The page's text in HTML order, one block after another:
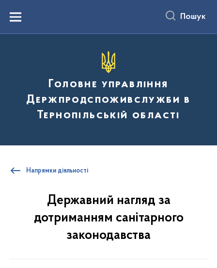
вмістуMenu Пошук
Головне управління
Держпродспоживслужби в
Тернопільській області
Напрямки діяльності
Державний нагляд за
дотриманням санітарного
законодавства